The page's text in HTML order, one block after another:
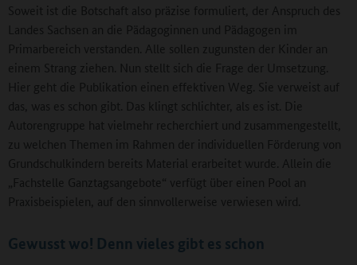
Soweit ist die Botschaft also präzise formuliert, der Anspruch des
Landes Sachsen an die Pädagoginnen und Pädagogen im
Primarbereich verstanden. Alle sollen zugunsten der Kinder an
einem Strang ziehen. Nun stellt sich die Frage der Umsetzung.
Hier geht die Publikation einen effektiven Weg. Sie verweist auf
das, was es schon gibt. Das klingt schlichter, als es ist. Die
Autorengruppe hat vielmehr recherchiert und zusammengestellt,
zu welchen Themen im Rahmen der individuellen Förderung von
Grundschulkindern bereits Material erarbeitet wurde. Allein die
„Fachstelle Ganztagsangebote“ verfügt über einen Pool an
Praxisbeispielen, auf den sinnvollerweise verwiesen wird.
Gewusst wo! Denn vieles gibt es schon